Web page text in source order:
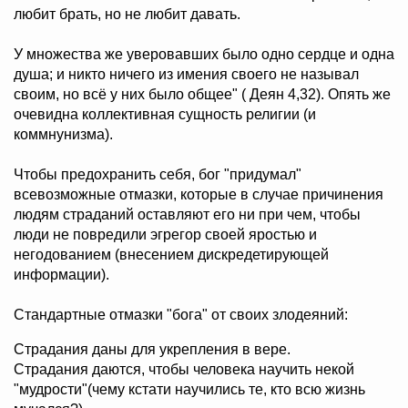
любит брать, но не любит давать.
У множества же уверовавших было одно сердце и одна
душа; и никто ничего из имения своего не называл
своим, но всё у них было общее" ( Деян 4,32). Опять же
очевидна коллективная сущность религии (и
коммнунизма).
Чтобы предохранить себя, бог "придумал"
всевозможные отмазки, которые в случае причинения
людям страданий оставляют его ни при чем, чтобы
люди не повредили эгрегор своей яростью и
негодованием (внесением дискредетирующей
информации).
Стандартные отмазки "бога" от своих злодеяний:
Страдания даны для укрепления в вере.
Страдания даются, чтобы человека научить некой
"мудрости"(чему кстати научились те, кто всю жизнь